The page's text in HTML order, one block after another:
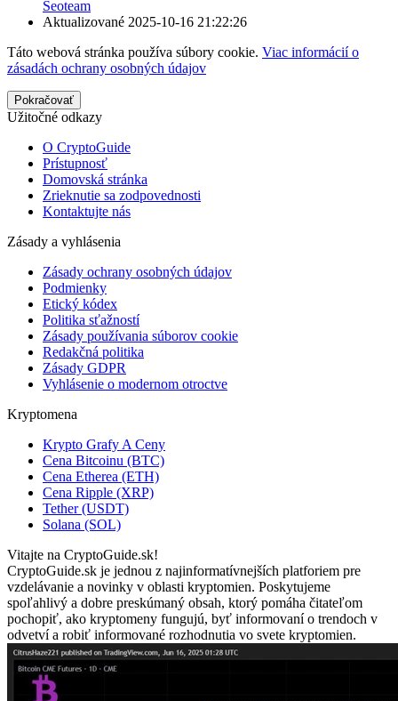
Seoteam
Aktualizované 2025-10-16 21:22:26
Táto webová stránka používa súbory cookie. Viac informácií o
zásadách ochrany osobných údajov
Pokračovať
Užitočné odkazy
O CryptoGuide
Prístupnosť
Domovská stránka
Zrieknutie sa zodpovednosti
Kontaktujte nás
Zásady a vyhlásenia
Zásady ochrany osobných údajov
Podmienky
Etický kódex
Politika sťažností
Zásady používania súborov cookie
Redakčná politika
Zásady GDPR
Vyhlásenie o modernom otroctve
Kryptomena
Krypto Grafy A Ceny
Cena Bitcoinu (BTC)
Cena Etherea (ETH)
Cena Ripple (XRP)
Tether (USDT)
Solana (SOL)
Vitajte na CryptoGuide.sk!
CryptoGuide.sk je jednou z najinformatívnejších platforiem pre
vzdelávanie a novinky v oblasti kryptomien. Poskytujeme
spoľahlivý a dobre preskúmaný obsah, ktorý pomáha čitateľom
pochopiť, ako kryptomeny fungujú, byť informovaní o trendoch v
odvetví a robiť informované rozhodnutia vo svete kryptomien.